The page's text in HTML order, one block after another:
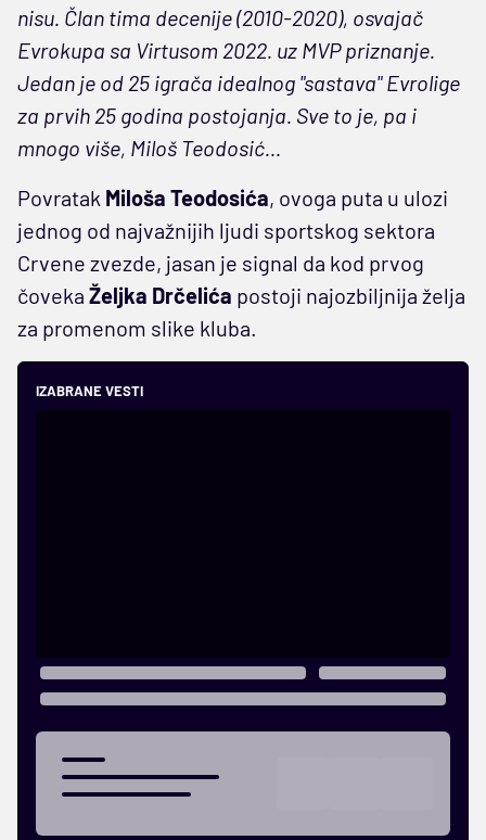
nisu. Član tima decenije (2010-2020), osvajač
Evrokupa sa Virtusom 2022. uz MVP priznanje.
Jedan je od 25 igrača idealnog "sastava" Evrolige
za prvih 25 godina postojanja. Sve to je, pa i
mnogo više, Miloš Teodosić...
Povratak Miloša Teodosića, ovoga puta u ulozi
jednog od najvažnijih ljudi sportskog sektora
Crvene zvezde, jasan je signal da kod prvog
čoveka Željka Drčelića postoji najozbiljnija želja
za promenom slike kluba.
IZABRANE VESTI